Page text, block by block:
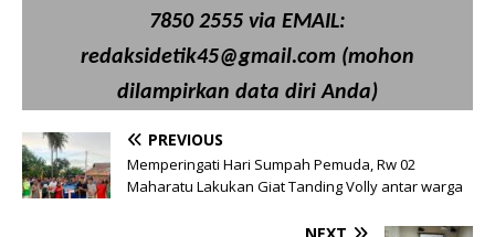
7850 2555 via EMAIL:
redaksidetik45@gmail.com (mohon
dilampirkan data diri Anda)
PREVIOUS
Memperingati Hari Sumpah Pemuda, Rw 02
Maharatu Lakukan Giat Tanding Volly antar warga